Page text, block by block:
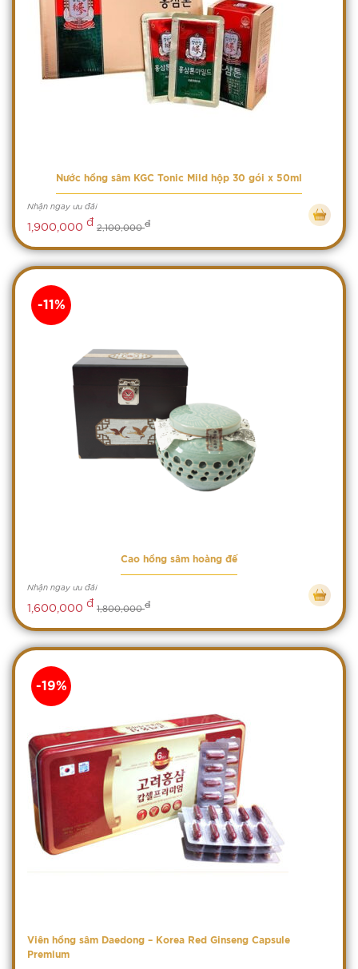
Nước hồng sâm KGC Tonic Mild hộp 30 gói x 50ml
Nhận ngay ưu đãi
1,900,000 đ 2,100,000đ
Cao hồng sâm hoàng đế
Nhận ngay ưu đãi
1,600,000 đ 1,800,000đ
-11%
Viên hồng sâm Daedong – Korea Red Ginseng Capsule
Premium
-19%